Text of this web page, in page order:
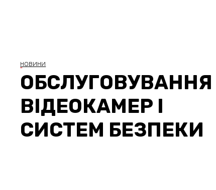
НОВИНИ
ОБСЛУГОВУВАННЯ
ВІДЕОКАМЕР І
СИСТЕМ БЕЗПЕКИ